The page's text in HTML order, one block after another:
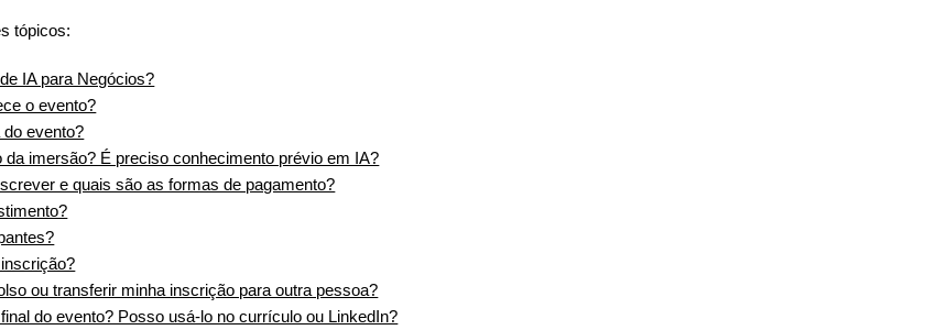
tópicos:
IA para Negócios?
o evento?
evento?
da imersão? É preciso conhecimento prévio em IA?
e quais são as formas de pagamento?
ou transferir minha inscrição para outra pessoa?
do evento? Posso usá-lo no currículo ou LinkedIn?